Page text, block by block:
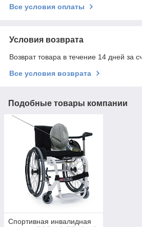
Все условия оплаты
Условия возврата
Возврат товара в течение 14 дней за
Все условия возврата
Подобные товары компании
Спортивная инвалидная